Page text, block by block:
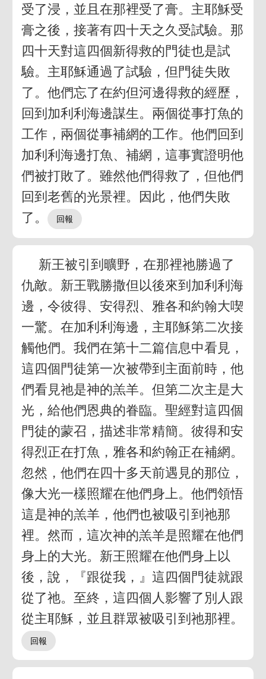
受了浸，並且在那裡受了膏。主耶穌受
膏之後，接著有四十天之久受試驗。那
四十天對這四個新得救的門徒也是試
驗。主耶穌通過了試驗，但門徒失敗
了。他們忘了在約但河邊得救的經歷，
回到加利利海邊謀生。兩個從事打魚的
工作，兩個從事補網的工作。他們回到
加利利海邊打魚、補網，這事實證明他
們被打敗了。雖然他們得救了，但他們
回到老舊的光景裡。因此，他們失敗
了。
新王被引到曠野，在那裡祂勝過了
仇敵。新王戰勝撒但以後來到加利利海
邊，令彼得、安得烈、雅各和約翰大喫
一驚。在加利利海邊，主耶穌第二次接
觸他們。我們在第十二篇信息中看見，
這四個門徒第一次被帶到主面前時，他
們看見祂是神的羔羊。但第二次主是大
光，給他們恩典的眷臨。聖經對這四個
門徒的蒙召，描述非常精簡。彼得和安
得烈正在打魚，雅各和約翰正在補網。
忽然，他們在四十多天前遇見的那位，
像大光一樣照耀在他們身上。他們領悟
這是神的羔羊，他們也被吸引到祂那
裡。然而，這次神的羔羊是照耀在他們
身上的大光。新王照耀在他們身上以
後，說，『跟從我，』這四個門徒就跟
從了祂。至終，這四個人影響了別人跟
從主耶穌，並且群眾被吸引到祂那裡。